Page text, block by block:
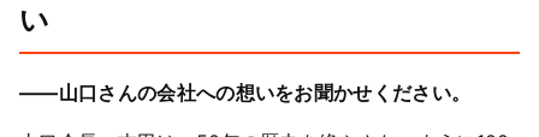
い
――山口さんの会社への想いをお聞かせください。